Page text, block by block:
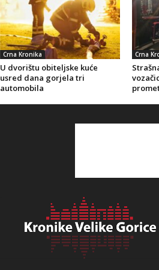
Crna Kronika
U dvorištu obiteljske kuće
usred dana gorjela tri
automobila
Crna